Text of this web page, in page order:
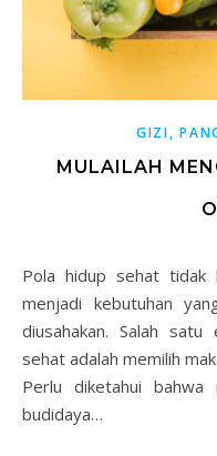
GIZI,
MULAILAH
Pola hidup sehat tidak hanya menjadi tren, tetapi juga
menjadi kebutuhan
diusahakan. Salah
sehat adalah memilih
Perlu diketahui bahwa
budidaya…